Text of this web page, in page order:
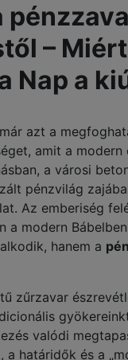
–
Nap a
azt a
amit a modern
a városi
pénzvilág
Az emberiség
a modern
hanem a
zűrzavar
valódi
a határidők és a